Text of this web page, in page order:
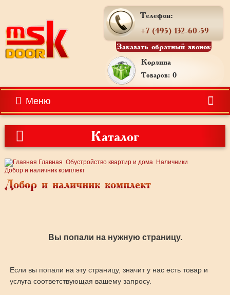
Телефон:
+7 (495) 132-60-59
Заказать обратный звонок
Корзина
Товаров: 0
Меню
Каталог
Главная Обустройство квартир и дома Наличники
Добор и наличник комплект
Добор и наличник комплект
Вы попали на нужную страницу.
Если вы попали на эту страницу, значит у нас есть товар и
услуга соответствующая вашему запросу.